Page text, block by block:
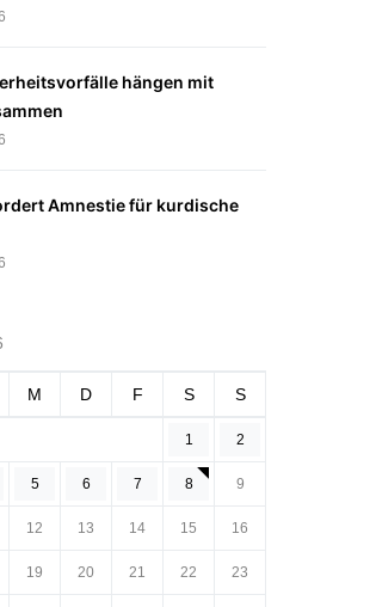
hängen mit
Amnestie für kurdische
M D F S S
1 2
5 6 7 8 9
12 13 14 15 16
19 20 21 22 23